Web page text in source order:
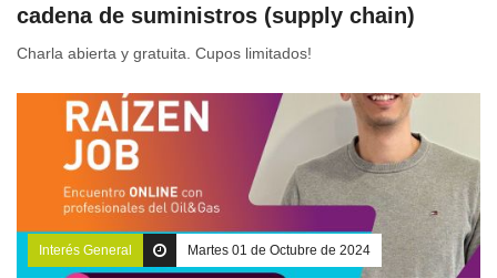
cadena de suministros (supply chain)
Charla abierta y gratuita. Cupos limitados!
Interés General Martes 01 de Octubre de 2024